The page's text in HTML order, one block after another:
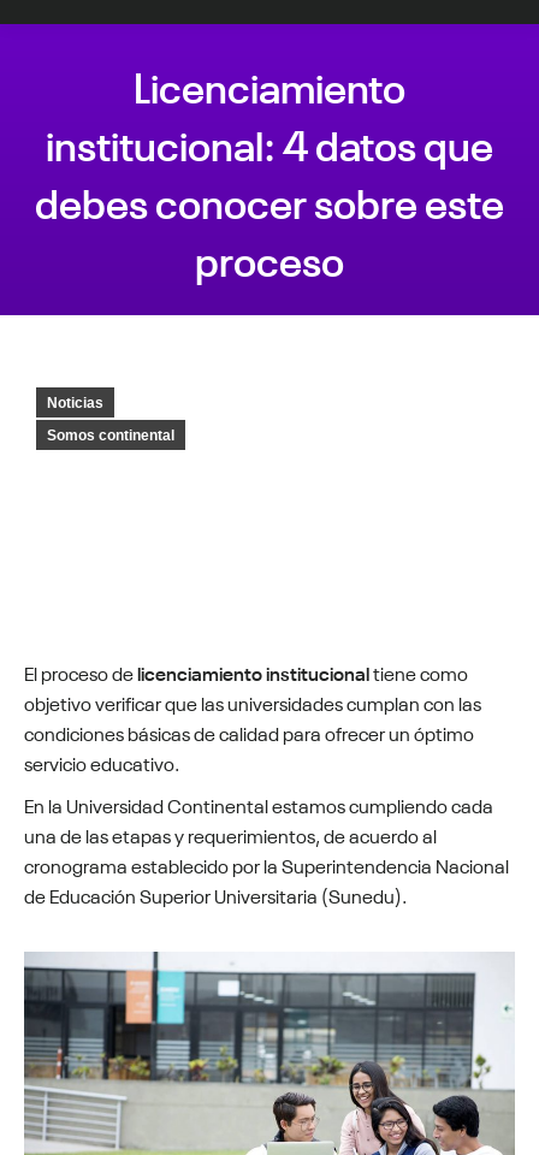
Licenciamiento
institucional: 4 datos que
debes conocer sobre este
proceso
Noticias
Somos continental
El proceso delicenciamiento institucionaltiene como
objetivo verificar que las universidades cumplan con las
condiciones básicas de calidad para ofrecer un óptimo
servicio educativo.
En la Universidad Continental estamos cumpliendo cada
una de las etapas y requerimientos, de acuerdo al
cronograma establecido por la Superintendencia Nacional
de Educación Superior Universitaria (Sunedu).